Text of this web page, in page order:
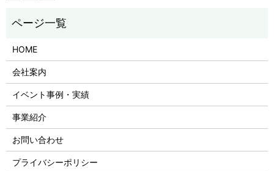
HOME
会社案内
イベント事例・実績
事業紹介
お問い合わせ
プライバシーポリシー